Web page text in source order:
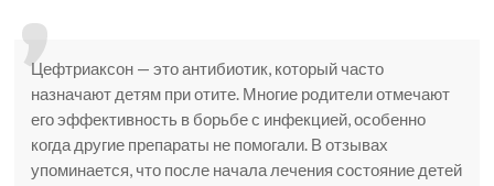
Цефтриаксон — это антибиотик, который часто
назначают детям при отите. Многие родители отмечают
его эффективность в борьбе с инфекцией, особенно
когда другие препараты не помогали. В отзывах
упоминается, что после начала лечения состояние детей